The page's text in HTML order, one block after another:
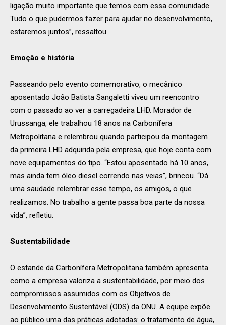
ligação muito importante que temos com essa comunidade.
Tudo o que pudermos fazer para ajudar no desenvolvimento,
estaremos juntos”, ressaltou.
Emoção e história
Passeando pelo evento comemorativo, o mecânico
aposentado João Batista Sangaletti viveu um reencontro
com o passado ao ver a carregadeira LHD. Morador de
Urussanga, ele trabalhou 18 anos na Carbonífera
Metropolitana e relembrou quando participou da montagem
da primeira LHD adquirida pela empresa, que hoje conta com
nove equipamentos do tipo. “Estou aposentado há 10 anos,
mas ainda tem óleo diesel correndo nas veias”, brincou. “Dá
uma saudade relembrar esse tempo, os amigos, o que
realizamos. No trabalho a gente passa boa parte da nossa
vida”, refletiu.
Sustentabilidade
O estande da Carbonífera Metropolitana também apresenta
como a empresa valoriza a sustentabilidade, por meio dos
compromissos assumidos com os Objetivos de
Desenvolvimento Sustentável (ODS) da ONU. A equipe expõe
ao público uma das práticas adotadas: o tratamento de água,